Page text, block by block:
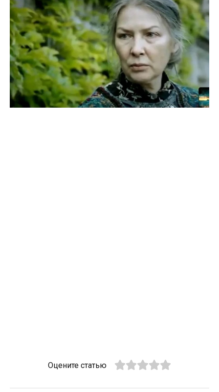
Оцените статью